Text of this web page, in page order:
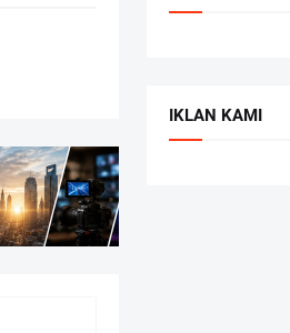
IKLAN KAMI